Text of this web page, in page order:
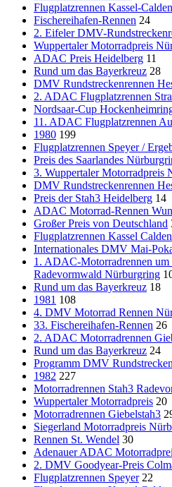
Flugplatzrennen Kassel-Calden
Fischereihafen-Rennen 24
2. Eifeler DMV-
Wuppertaler Motorradpreis
ADAC Preis Heidelberg 11
Rund um das Bayerkreuz 28
DMV Rundstreckenrennen
2. ADAC Flugplatzrennen
Nordsaar-Cup
11. ADAC Flugplatzrennen
1980 199
Flugplatzrennen Speyer /
Preis des Saarlandes
3. Wuppertaler Motorradpreis
DMV Rundstreckenrennen
Preis der Stah3 Heidelberg 14
ADAC Motorrad-Rennen
Großer Preis von Deutschland
Flugplatzrennen Kassel Calden
Internationales DMV Mai-
1. ADAC-Motorradrennen um
Radevormwald Nürburgring
Rund um das Bayerkreuz 18
1981 108
4. DMV Motorrad Rennen
33. Fischereihafen-Rennen 26
2. ADAC Motorradrennen
Rund um das Bayerkreuz 24
Programm DMV
1982 227
Motorradrennen Stah3
Wuppertaler Motorradpreis 20
Motorradrennen Giebelstah3
Siegerland Motorradpreis
Rennen St. Wendel 30
Adenauer ADAC
2. DMV Goodyear-Preis
Flugplatzrennen Speyer 22